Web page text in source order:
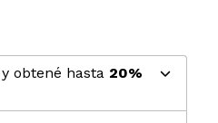
obtené hasta 20%